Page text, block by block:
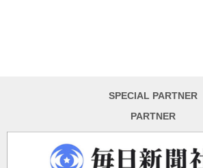
SPECIAL PARTNER
PARTNER